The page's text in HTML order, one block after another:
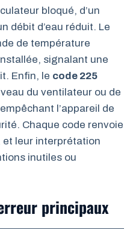
bloqué, d’un
débit d’eau réduit. Le
de température
signalant une
Enfin, le code 225
du ventilateur ou de
l’appareil de
Chaque code renvoie
et leur interprétation
inutiles ou
principaux